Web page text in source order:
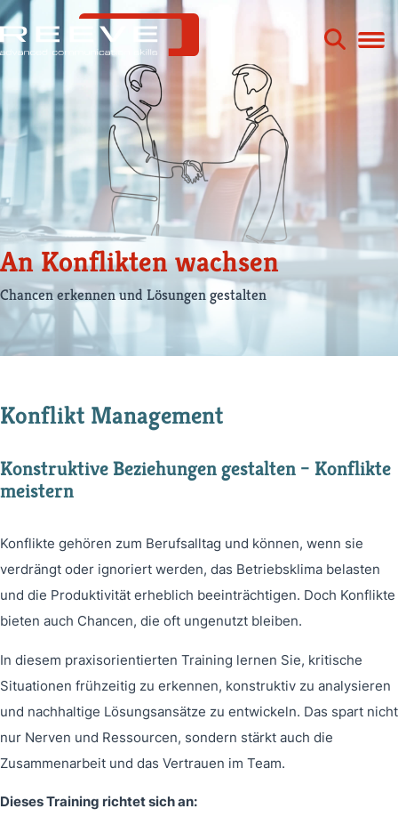
Zum
Inhalt
An Konflikten wachsen
Chancen erkennen und Lösungen gestalten
Konflikt Management
Konstruktive Beziehungen gestalten – Konflikte
meistern
Konflikte gehören zum Berufsalltag und können, wenn sie
verdrängt oder ignoriert werden, das Betriebsklima belasten
und die Produktivität erheblich beeinträchtigen. Doch Konflikte
bieten auch Chancen, die oft ungenutzt bleiben.
In diesem praxisorientierten Training lernen Sie, kritische
Situationen frühzeitig zu erkennen, konstruktiv zu analysieren
und nachhaltige Lösungsansätze zu entwickeln. Das spart nicht
nur Nerven und Ressourcen, sondern stärkt auch die
Zusammenarbeit und das Vertrauen im Team.
Dieses Training richtet sich an: